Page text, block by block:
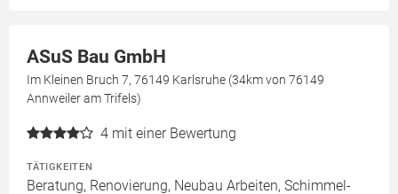
ASuS Bau GmbH
Im Kleinen Bruch 7, 76149 Karlsruhe (34km von 76149
Annweiler am Trifels)
4 mit einer Bewertung
TÄTIGKEITEN
Beratung, Renovierung, Neubau Arbeiten, Schimmel-